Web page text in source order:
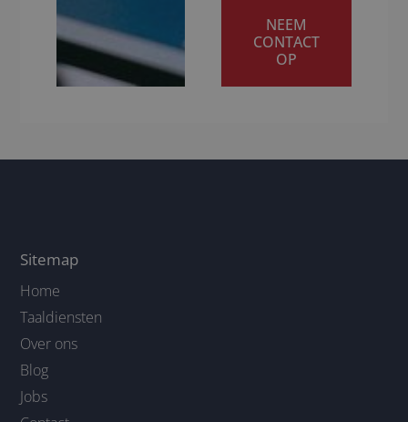
NEEM
CONTACT
OP
Sitemap
Home
Taaldiensten
Over ons
Blog
Jobs